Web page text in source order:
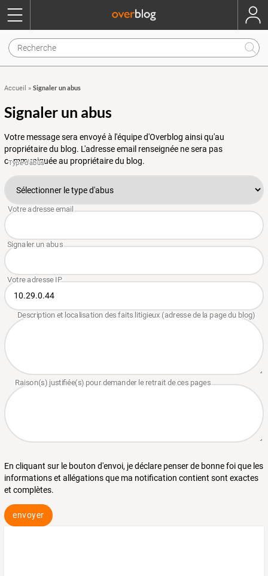
Accueil » Signaler un abus
Signaler un abus
Votre message sera envoyé à l'équipe d'Overblog ainsi qu'au
propriétaire du blog. L'adresse email renseignée ne sera pas
communiquée au propriétaire du blog.
En cliquant sur le bouton d'envoi, je déclare penser de bonne foi que les
informations et allégations que ma notification contient sont exactes
et complètes.
envoyer